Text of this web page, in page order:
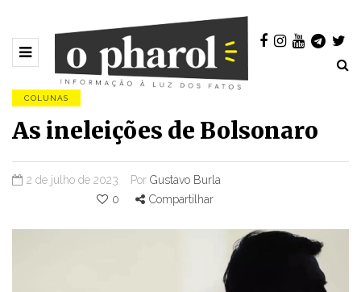
COLUNAS
As ineleições de Bolsonaro
2 de julho de 2023 Por Gustavo Burla
0
Compartilhar